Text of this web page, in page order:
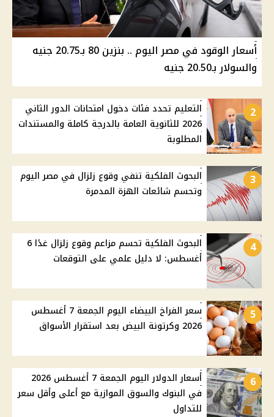
أسعار الوقود في مصر اليوم .. بنزين 80 بـ20.75 جنيه
والسولار بـ20.50 جنيه
2
التعليم تحدد فئات دخول امتحانات الدور الثاني
2026 للثانوية العامة بالدرجة كاملة والمستندات
المطلوبة
3
البحوث الفلكية تنفي وقوع زلزال في مصر اليوم
وتحسم شائعات الهزة المدمرة
4
البحوث الفلكية تحسم مزاعم وقوع زلزال غدًا 6
أغسطس: لا دليل علمي على التوقعات
5
سعر الفراخ البيضاء اليوم الجمعة 7 أغسطس
2026 وكرتونة البيض بعد استقرار الأسواق
6
أسعار الدولار اليوم الجمعة 7 أغسطس 2026
في البنوك والسوق الموازية مع أعلى وأقل سعر
للتداول